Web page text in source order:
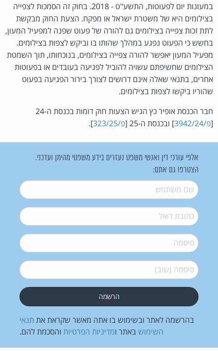
במעונות יום לפעוטות, התשע"ט - 2018. בחוק זה הסמכות לצפייה
בצילומים היא של משטרת ישראל או מפקח. הצעת החוק מבקשת
לתת זכות צפייה בצילומים גם להורה של פעוט שפנה למפעיל המעון,
בחשש כי הפעוט נפגע במהלך שהותו בו וביקש לצפות בצילומים.
מפעיל המעון יאפשר להורה צפייה בצילומים, בנוכחותו, תוך השמטת
הצילומים שחשיפתם עשויה להוביל לפגיעה בעובדים או בפעוטות
אחרים, בתנאי שאלה אינם דרושים לצורך בירור הפגיעה בפעוט
שהוריו ביקשו לצפות בצילומים.
חבר הכנסת אופיר כץ הגיש הצעות חוק דומות בכנסת ה-24
[פ/3942/24 ] ובכנסת ה-25 [ פ/323/25 ].
אלפי עורכי דין ואנשי משפט נעזרים בידע משפטי מהימן ועדכני.
הצטרפו גם אתם:
שם משתמש*
דואל*
סיסמה*
סיסמה (שוב)*
בהרשמה לאתר ובשימוש בו אתה מאשר שקראת את תנאי
השימוש באתר ומדיניות הפרטיות והסכמת להם.